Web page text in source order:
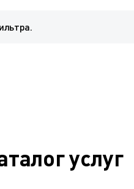
услуг